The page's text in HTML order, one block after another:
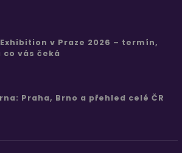
v Praze 2026 – termín,
vás čeká
Praha, Brno a přehled celé ČR